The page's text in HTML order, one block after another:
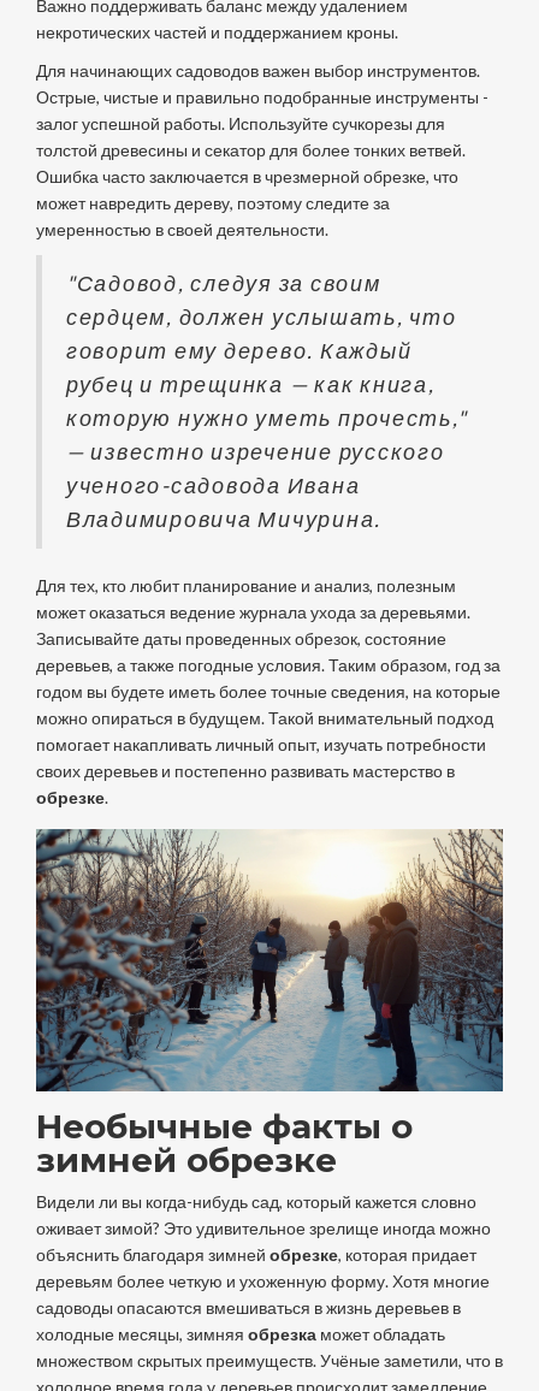
Важно поддерживать баланс между удалением
некротических частей и поддержанием кроны.
Для начинающих садоводов важен выбор инструментов.
Острые, чистые и правильно подобранные инструменты -
залог успешной работы. Используйте сучкорезы для
толстой древесины и секатор для более тонких ветвей.
Ошибка часто заключается в чрезмерной обрезке, что
может навредить дереву, поэтому следите за
умеренностью в своей деятельности.
"Садовод, следуя за своим
сердцем, должен услышать, что
говорит ему дерево. Каждый
рубец и трещинка — как книга,
которую нужно уметь прочесть,"
— известно изречение русского
ученого-садовода Ивана
Владимировича Мичурина.
Для тех, кто любит планирование и анализ, полезным
может оказаться ведение журнала ухода за деревьями.
Записывайте даты проведенных обрезок, состояние
деревьев, а также погодные условия. Таким образом, год за
годом вы будете иметь более точные сведения, на которые
можно опираться в будущем. Такой внимательный подход
помогает накапливать личный опыт, изучать потребности
своих деревьев и постепенно развивать мастерство в
обрезке.
Необычные факты о
зимней обрезке
Видели ли вы когда-нибудь сад, который кажется словно
оживает зимой? Это удивительное зрелище иногда можно
объяснить благодаря зимней обрезке, которая придает
деревьям более четкую и ухоженную форму. Хотя многие
садоводы опасаются вмешиваться в жизнь деревьев в
холодные месяцы, зимняя обрезкаможет обладать
множеством скрытых преимуществ. Учёные заметили, что в